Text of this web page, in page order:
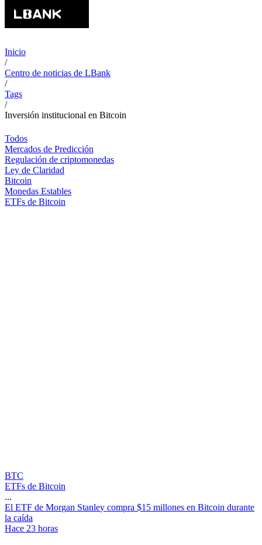
Inicio
/
Centro de noticias de LBank
/
Tags
/
Inversión institucional en Bitcoin
Todos
Mercados de Predicción
Regulación de criptomonedas
Ley de Claridad
Bitcoin
Monedas Estables
ETFs de Bitcoin
BTC
ETFs de Bitcoin
...
El ETF de Morgan Stanley compra $1 5 millones en Bitcoin durante
la caída
Hace 23 horas